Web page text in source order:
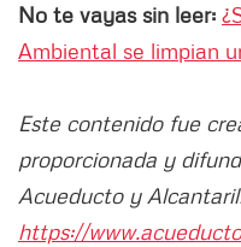
No te vayas sin leer:
Ambiental se limpian
Este contenido fue
proporcionada y
Acueducto y
https://